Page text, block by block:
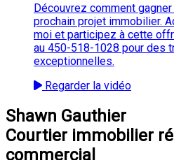
Découvrez comment
prochain projet immobilier.
moi et participez à cette
au 450-518-1028 pour des
exceptionnelles.
Regarder la vidéo
Shawn Gauthier
Courtier immobilier
commercial